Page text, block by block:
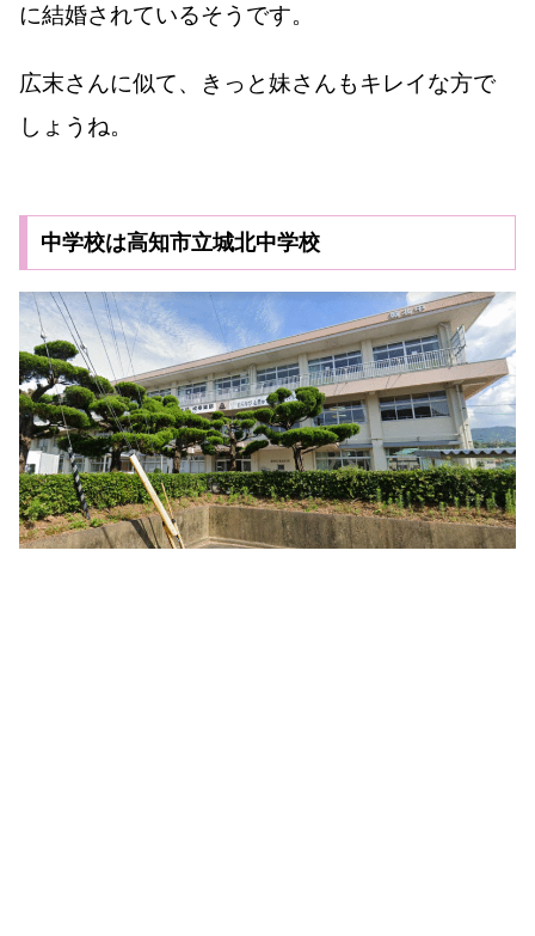
に結婚されているそうです。
広末さんに似て、きっと妹さんもキレイな方で
しょうね。
中学校は高知市立城北中学校